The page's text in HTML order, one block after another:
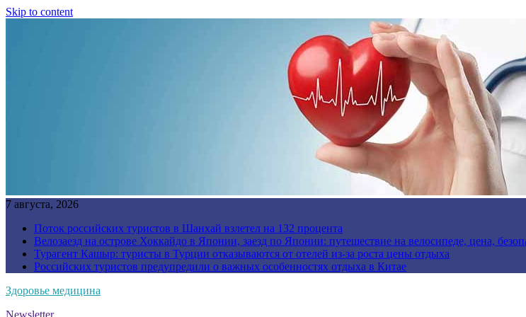
Skip to content
7 августа, 2026
Поток российских туристов в Шанхай взлетел на 132 процента
Велозаезд на острове Хоккайдо в Японии, заезд по Японии: путешествие на велосипеде, цена,
Турагент Кашыр: туристы в Турции отказываются от отелей из-за роста цены отдыха
Российских туристов предупредили о важных особенностях отдыха в Китае
Здоровье медицина
Newsletter